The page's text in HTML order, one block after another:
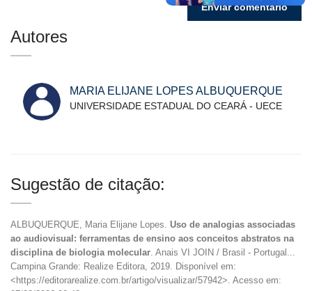
Autores
MARIA ELIJANE LOPES ALBUQUERQUE
UNIVERSIDADE ESTADUAL DO CEARÁ - UECE
Sugestão de citação:
ALBUQUERQUE, Maria Elijane Lopes. Uso de analogias associadas
ao audiovisual: ferramentas de ensino aos conceitos abstratos na
disciplina de biologia molecular . Anais VI JOIN / Brasil - Portugal...
Campina Grande: Realize Editora, 2019. Disponível em:
<https://editorarealize.com.br/artigo/visualizar/57942>. Acesso em: